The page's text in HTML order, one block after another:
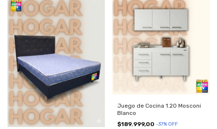
Juego de Cocina 1.20 Mosconi
Blanco
$189.999,00 -37% OFF